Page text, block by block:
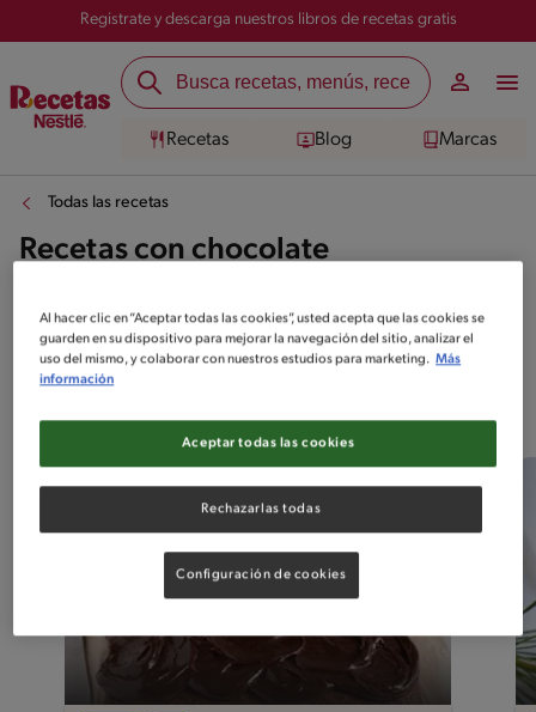
Registrate y descarga nuestros libros de recetas gratis
Recetas Blog Marcas
Todas las recetas
Recetas con chocolate
Al hacer clic en “Aceptar todas las cookies”, usted acepta que las cookies se
guarden en su dispositivo para mejorar la navegación del sitio, analizar el
uso del mismo, y colaborar con nuestros estudios para marketing. Más
información
Rechazarlas todas
Aceptar todas las cookies
Configuración de cookies